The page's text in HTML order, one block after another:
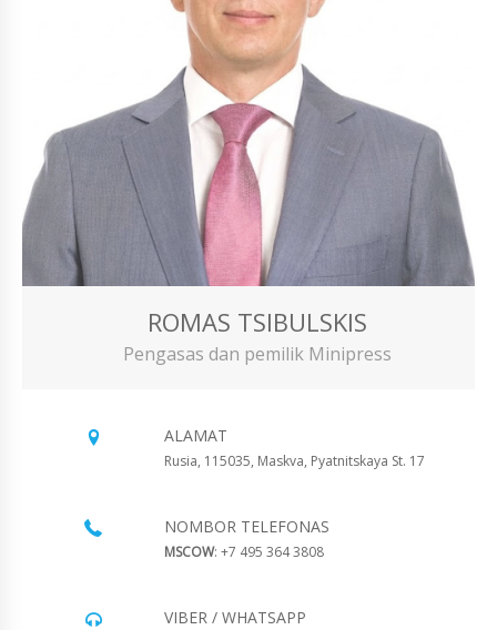
ROMAS TSIBULSKIS
Pengasas dan pemilik Minipress
ALAMAT
Rusia, 115035, Maskva, Pyatnitskaya St. 17
NOMBOR TELEFONAS
MSCOW: +7 495 364 3808
VIBER / WHATSAPP